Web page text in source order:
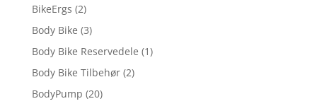
BikeErgs (2)
Body Bike (3)
Body Bike Reservedele (1)
Body Bike Tilbehør (2)
BodyPump (20)